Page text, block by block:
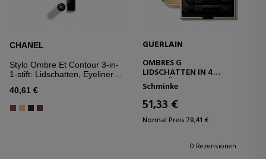
CHANEL
Stylo Ombre Et Contour 3-in-
1-stift: Lidschatten, Eyeliner
40,61 €
GUERLAIN
OMBRES G
LIDSCHATTEN IN 4
FARBTÖNEN
Schminke
51,33 €
Normal Preis 78,41 €
0 Rezensionen